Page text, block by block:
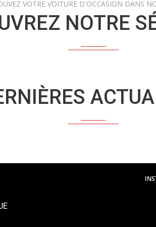
VOTRE VOITURE D'OCCASION DANS
NOTRE